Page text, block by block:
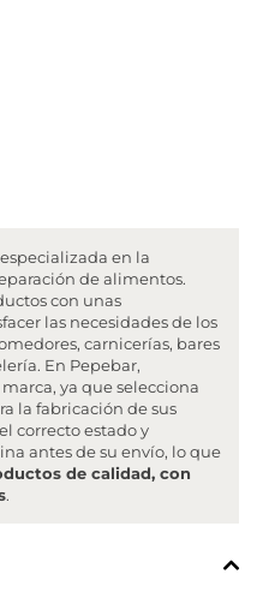
en la
de alimentos.
con unas
las necesidades de los
carnicerías, bares
En Pepebar,
ya que selecciona
la fabricación de sus
correcto estado y
antes de su envío, lo que
de calidad, con
.